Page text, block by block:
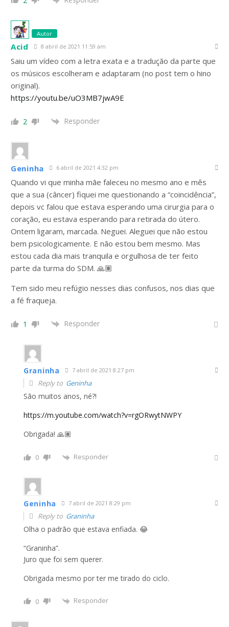
Autor
Acid 8 abril de 2021 11:59 am
Saiu um vídeo com a letra exata e a tradução da parte que
os músicos escolheram e adaptaram (no post tem o hino
original).
https://youtu.be/uO3MB7jwA9E
2 Responder
Geninha 6 abril de 2021 4:32 pm
Quando vi que minha mãe faleceu no mesmo ano e mês
que a sua (câncer) fiquei me questionando a “coincidência”,
depois vc falou que estava esperando uma cirurgia para o
coração, eu estava esperando para retirada do útero.
Ontem ligaram, marcada. Neguei. Aleguei que não estou
bem psicologicamente. E não estou bem mesmo. Mas
estou cada dia mais tranquila e orgulhosa de ter feito
parte da turma do SDM. 🙏🏽
Tem sido meu refúgio nesses dias confusos, nos dias que
a fé fraqueja.
1 Responder
Graninha 7 abril de 2021 8:27 pm
Reply to Geninha
São muitos anos, né?!
https://m.youtube.com/watch?v=rgORwytNWPY
Obrigada! 🙏🏽
0 Responder
Geninha 7 abril de 2021 8:29 pm
Reply to Graninha
Olha o padrão que estava enfiada. 😂
“Graninha”.
Juro que foi sem querer.
Obrigada mesmo por ter me tirado do ciclo.
0 Responder